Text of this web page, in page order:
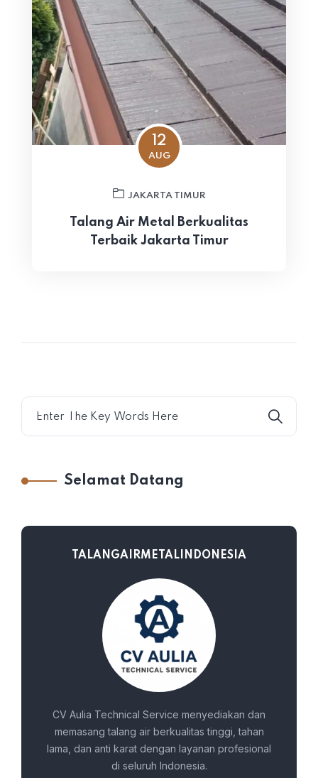
12
AUG
JAKARTA TIMUR
Talang Air Metal Berkualitas
Terbaik Jakarta Timur
Selamat Datang
TALANGAIRMETALINDONESIA
CV Aulia Technical Service menyediakan dan
memasang talang air berkualitas tinggi, tahan
lama, dan anti karat dengan layanan profesional
di seluruh Indonesia.